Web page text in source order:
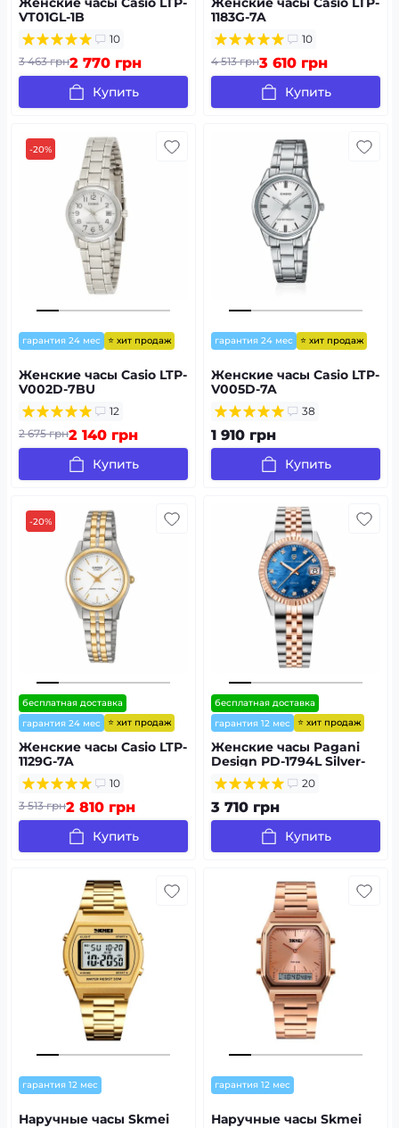
VT01GL-1B
10
3 463 грн2 770 грн
Купить
1183G-7A
10
4 513 грн3 610 грн
Купить
-20%
гарантия 24 мес ⭐ хит продаж
Женские часы Casio LTP-
V002D-7BU
12
2 675 грн2 140 грн
Купить
гарантия 24 мес ⭐ хит продаж
Женские часы Casio LTP-
V005D-7A
38
1 910 грн
Купить
-20%
бесплатная доставка
гарантия 24 мес
⭐ хит продаж
Женские часы Casio LTP-
1129G-7A
10
3 513 грн2 810 грн
Купить
бесплатная доставка
гарантия 12 мес
⭐ хит продаж
Женские часы Pagani
Design PD-1794L Silver-
Rose Gold-Blue
20
3 710 грн
Купить
гарантия 12 мес
Наручные часы Skmei
гарантия 12 мес
Наручные часы Skmei